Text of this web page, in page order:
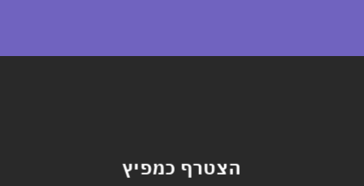
הצטרף כמפיץ